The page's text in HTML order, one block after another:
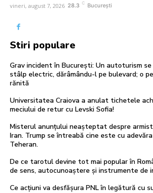
vineri, august 7, 2026 28.3 C București
Stiri populare
Grav incident în București: Un autoturism
stâlp electric, dărâmându-l pe bulevard; o
rănită
Universitatea Craiova a anulat tichetele
meciului de retur cu Levski Sofia!
Misterul anunțului neașteptat despre
Iran. Trump se întreabă cine este cu
Teheran.
De ce tarotul devine tot mai popular în
de sens, autocunoaștere și instrumente de
Ce acțiuni va desfășura PNL în legătură cu